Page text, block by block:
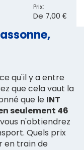
Prix:
De 7,00 €
qu'il y a entre
que cela vaut la
que le INT
seulement 46
n'obtiendrez
Quels prix
en train de